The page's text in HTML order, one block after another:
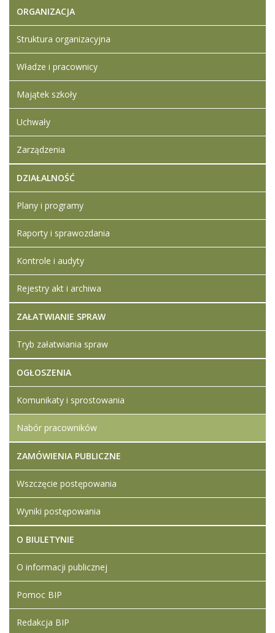
Szczegółowe
informacje
Artykuł został
zmieniony.
wtorek,
czerwiec
Ledwójcik
ORGANIZACJA
Struktura organizacyjna
Władze i pracownicy
Majątek szkoły
Uchwały
Zarządzenia
DZIAŁALNOŚĆ
Plany i programy
Raporty i sprawozdania
Kontrole i audyty
Rejestry akt i archiwa
ZAŁATWIANIE SPRAW
Tryb załatwiania spraw
OGŁOSZENIA
Komunikaty i sprostowania
Nabór pracowników
ZAMÓWIENIA PUBLICZNE
Wszczęcie postępowania
Wyniki postępowania
O BIULETYNIE
O informacji publicznej
Pomoc BIP
Redakcja BIP